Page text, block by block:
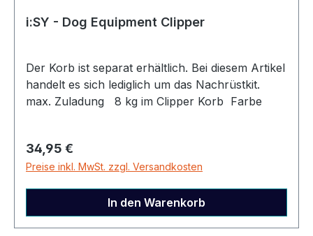
i:SY - Dog Equipment Clipper
Der Korb ist separat erhältlich. Bei diesem Artikel
handelt es sich lediglich um das Nachrüstkit.
max. Zuladung 8 kg im Clipper Korb Farbe
mit Clipper Korb Artikelnummer 23000152
Regulärer Preis:
34,95 €
Preise inkl. MwSt. zzgl. Versandkosten
In den Warenkorb